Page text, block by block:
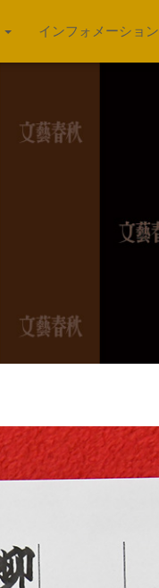
インフォメーション